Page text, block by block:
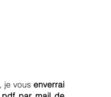
je vous enverrai